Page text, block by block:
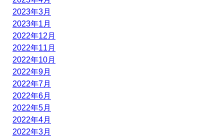
2023年3月
2023年1月
2022年12月
2022年11月
2022年10月
2022年9月
2022年7月
2022年6月
2022年5月
2022年4月
2022年3月